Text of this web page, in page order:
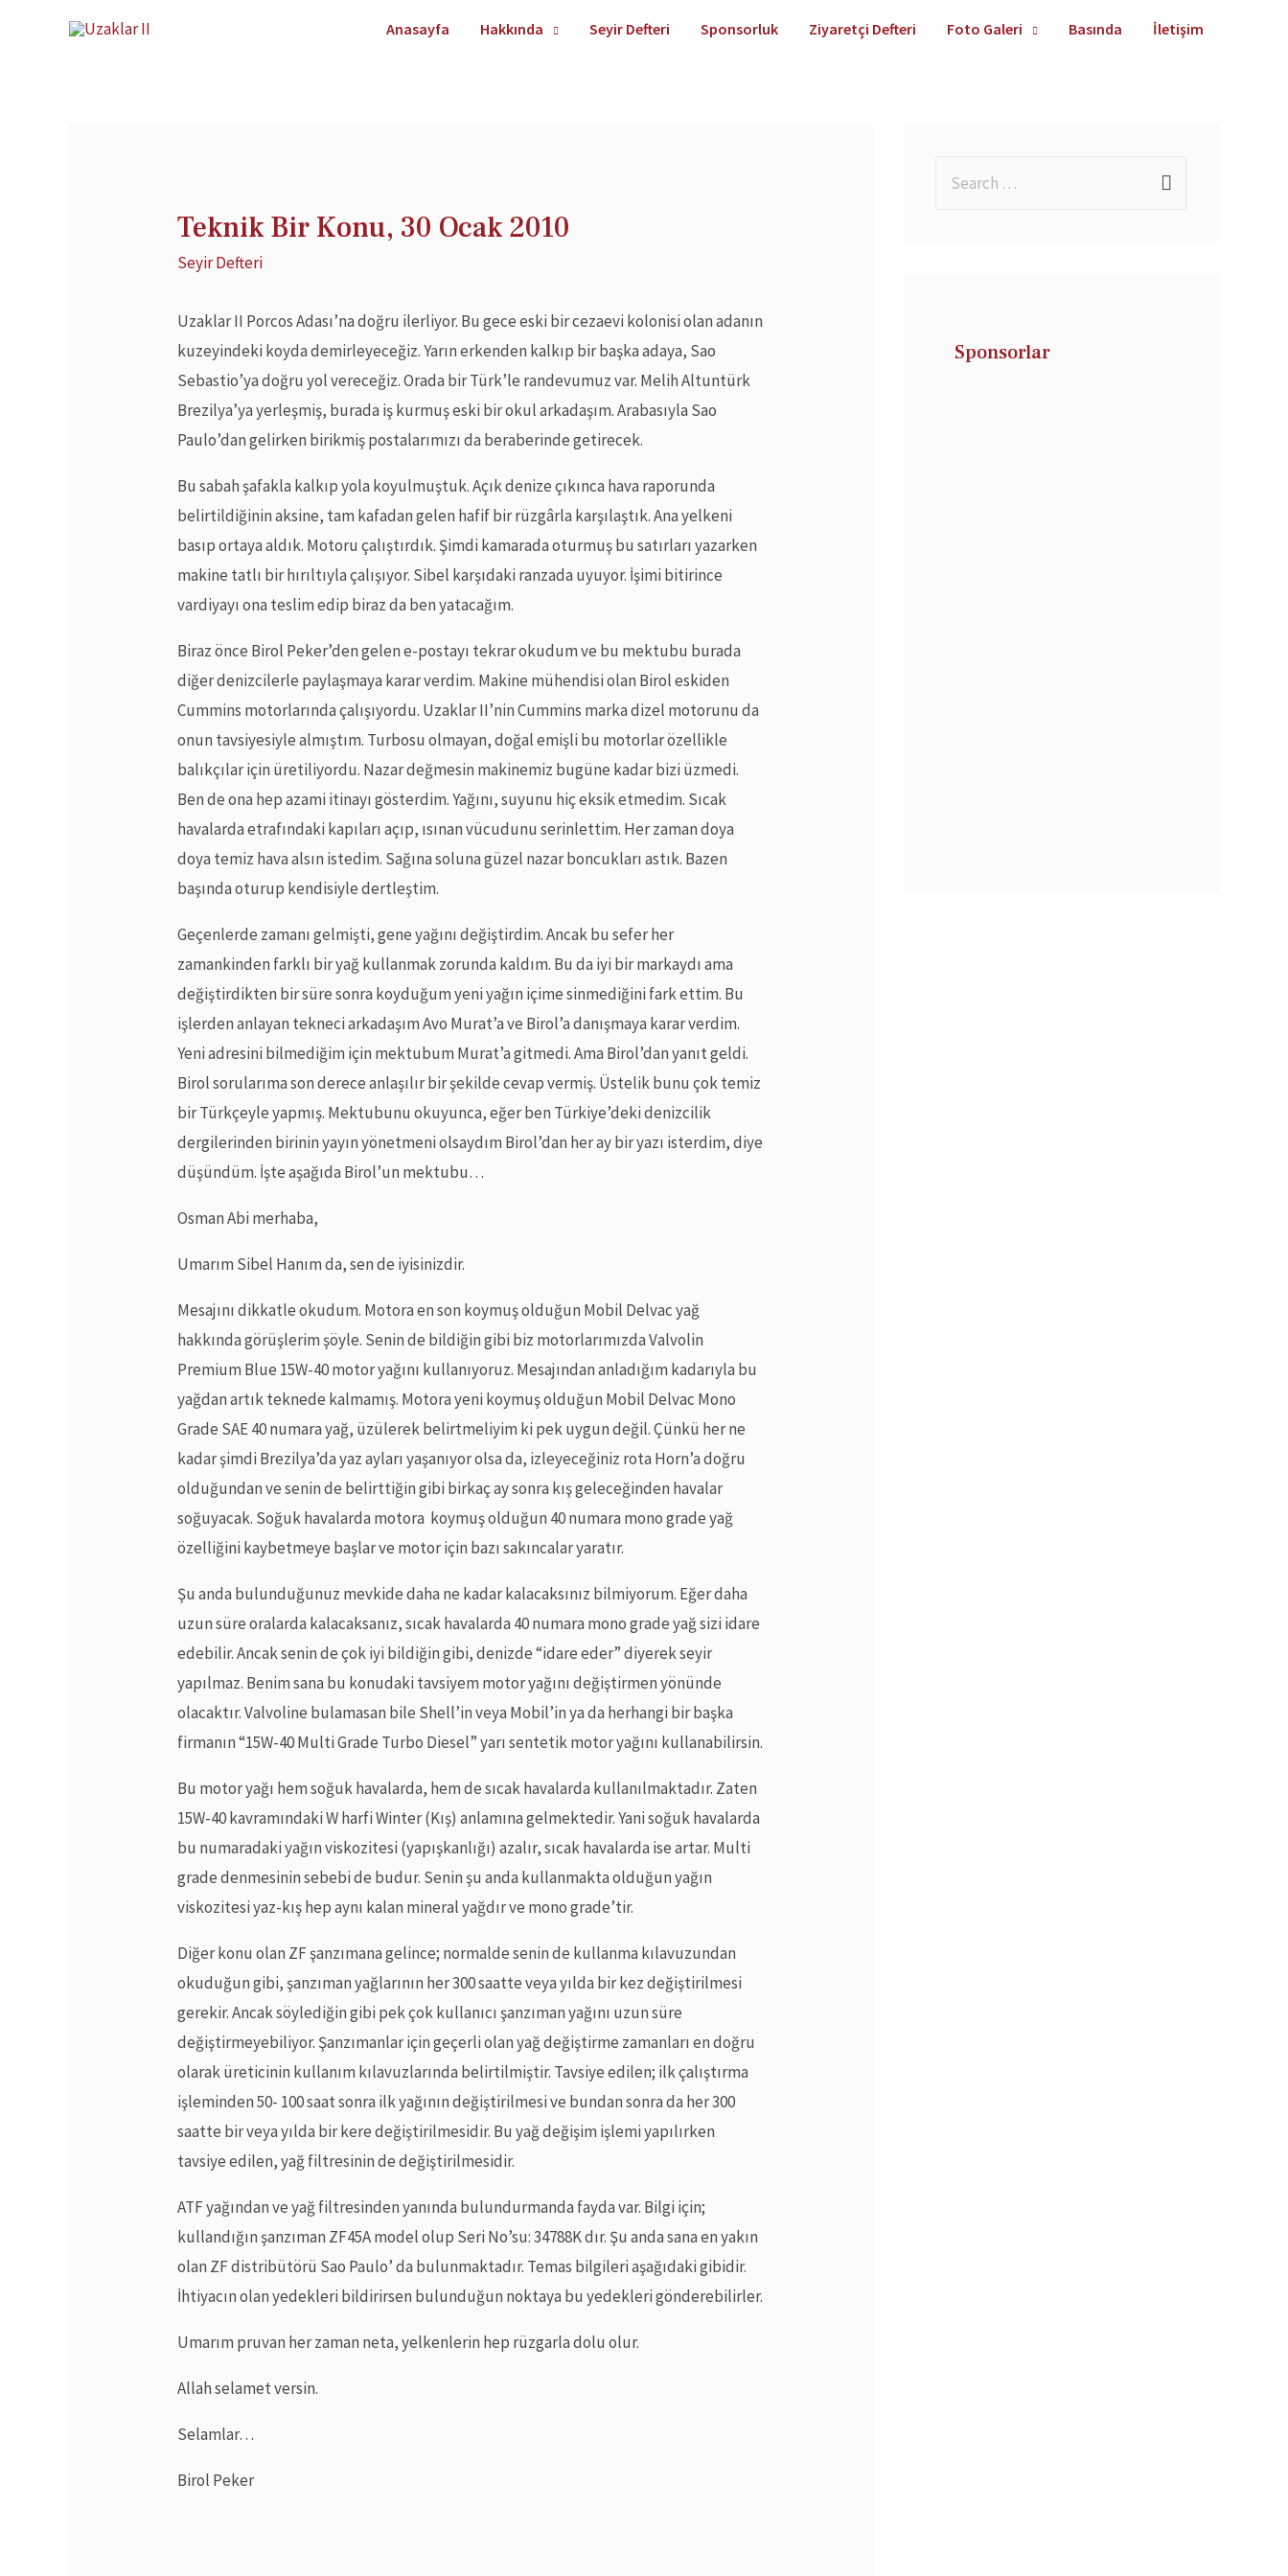
Anasayfa Hakkında Seyir Defteri Sponsorluk Ziyaretçi Defteri Foto Galeri Basında İletişim
Teknik Bir Konu, 30 Ocak 2010
Seyir Defteri
Uzaklar II Porcos Adası’na doğru ilerliyor. Bu gece eski bir cezaevi kolonisi olan adanın
kuzeyindeki koyda demirleyeceğiz. Yarın erkenden kalkıp bir başka adaya, Sao
Sebastio’ya doğru yol vereceğiz. Orada bir Türk’le randevumuz var. Melih Altuntürk
Brezilya’ya yerleşmiş, burada iş kurmuş eski bir okul arkadaşım. Arabasıyla Sao
Paulo’dan gelirken birikmiş postalarımızı da beraberinde getirecek.
Bu sabah şafakla kalkıp yola koyulmuştuk. Açık denize çıkınca hava raporunda
belirtildiğinin aksine, tam kafadan gelen hafif bir rüzgârla karşılaştık. Ana yelkeni
basıp ortaya aldık. Motoru çalıştırdık. Şimdi kamarada oturmuş bu satırları yazarken
makine tatlı bir hırıltıyla çalışıyor. Sibel karşıdaki ranzada uyuyor. İşimi bitirince
vardiyayı ona teslim edip biraz da ben yatacağım.
Biraz önce Birol Peker’den gelen e-postayı tekrar okudum ve bu mektubu burada
diğer denizcilerle paylaşmaya karar verdim. Makine mühendisi olan Birol eskiden
Cummins motorlarında çalışıyordu. Uzaklar II’nin Cummins marka dizel motorunu da
onun tavsiyesiyle almıştım. Turbosu olmayan, doğal emişli bu motorlar özellikle
balıkçılar için üretiliyordu. Nazar değmesin makinemiz bugüne kadar bizi üzmedi.
Ben de ona hep azami itinayı gösterdim. Yağını, suyunu hiç eksik etmedim. Sıcak
havalarda etrafındaki kapıları açıp, ısınan vücudunu serinlettim. Her zaman doya
doya temiz hava alsın istedim. Sağına soluna güzel nazar boncukları astık. Bazen
başında oturup kendisiyle dertleştim.
Geçenlerde zamanı gelmişti, gene yağını değiştirdim. Ancak bu sefer her
zamankinden farklı bir yağ kullanmak zorunda kaldım. Bu da iyi bir markaydı ama
değiştirdikten bir süre sonra koyduğum yeni yağın içime sinmediğini fark ettim. Bu
işlerden anlayan tekneci arkadaşım Avo Murat’a ve Birol’a danışmaya karar verdim.
Yeni adresini bilmediğim için mektubum Murat’a gitmedi. Ama Birol’dan yanıt geldi.
Birol sorularıma son derece anlaşılır bir şekilde cevap vermiş. Üstelik bunu çok temiz
bir Türkçeyle yapmış. Mektubunu okuyunca, eğer ben Türkiye’deki denizcilik
dergilerinden birinin yayın yönetmeni olsaydım Birol’dan her ay bir yazı isterdim, diye
düşündüm. İşte aşağıda Birol’un mektubu…
Osman Abi merhaba,
Umarım Sibel Hanım da, sen de iyisinizdir.
Mesajını dikkatle okudum. Motora en son koymuş olduğun Mobil Delvac yağ
hakkında görüşlerim şöyle. Senin de bildiğin gibi biz motorlarımızda Valvolin
Premium Blue 15W-40 motor yağını kullanıyoruz. Mesajından anladığım kadarıyla bu
yağdan artık teknede kalmamış. Motora yeni koymuş olduğun Mobil Delvac Mono
Grade SAE 40 numara yağ, üzülerek belirtmeliyim ki pek uygun değil. Çünkü her ne
kadar şimdi Brezilya’da yaz ayları yaşanıyor olsa da, izleyeceğiniz rota Horn’a doğru
olduğundan ve senin de belirttiğin gibi birkaç ay sonra kış geleceğinden havalar
soğuyacak. Soğuk havalarda motora koymuş olduğun 40 numara mono grade yağ
özelliğini kaybetmeye başlar ve motor için bazı sakıncalar yaratır.
Şu anda bulunduğunuz mevkide daha ne kadar kalacaksınız bilmiyorum. Eğer daha
uzun süre oralarda kalacaksanız, sıcak havalarda 40 numara mono grade yağ sizi idare
edebilir. Ancak senin de çok iyi bildiğin gibi, denizde “idare eder” diyerek seyir
yapılmaz. Benim sana bu konudaki tavsiyem motor yağını değiştirmen yönünde
olacaktır. Valvoline bulamasan bile Shell’in veya Mobil’in ya da herhangi bir başka
firmanın “15W-40 Multi Grade Turbo Diesel” yarı sentetik motor yağını kullanabilirsin.
Bu motor yağı hem soğuk havalarda, hem de sıcak havalarda kullanılmaktadır. Zaten
15W-40 kavramındaki W harfi Winter (Kış) anlamına gelmektedir. Yani soğuk havalarda
bu numaradaki yağın viskozitesi (yapışkanlığı) azalır, sıcak havalarda ise artar. Multi
grade denmesinin sebebi de budur. Senin şu anda kullanmakta olduğun yağın
viskozitesi yaz-kış hep aynı kalan mineral yağdır ve mono grade’tir.
Diğer konu olan ZF şanzımana gelince; normalde senin de kullanma kılavuzundan
okuduğun gibi, şanzıman yağlarının her 300 saatte veya yılda bir kez değiştirilmesi
gerekir. Ancak söylediğin gibi pek çok kullanıcı şanzıman yağını uzun süre
değiştirmeyebiliyor. Şanzımanlar için geçerli olan yağ değiştirme zamanları en doğru
olarak üreticinin kullanım kılavuzlarında belirtilmiştir. Tavsiye edilen; ilk çalıştırma
işleminden 50- 100 saat sonra ilk yağının değiştirilmesi ve bundan sonra da her 300
saatte bir veya yılda bir kere değiştirilmesidir. Bu yağ değişim işlemi yapılırken
tavsiye edilen, yağ filtresinin de değiştirilmesidir.
ATF yağından ve yağ filtresinden yanında bulundurmanda fayda var. Bilgi için;
kullandığın şanzıman ZF45A model olup Seri No’su: 34788K dır. Şu anda sana en yakın
olan ZF distribütörü Sao Paulo’ da bulunmaktadır. Temas bilgileri aşağıdaki gibidir.
İhtiyacın olan yedekleri bildirirsen bulunduğun noktaya bu yedekleri gönderebilirler.
Umarım pruvan her zaman neta, yelkenlerin hep rüzgarla dolu olur.
Allah selamet versin.
Selamlar…
Birol Peker
Sponsorlar